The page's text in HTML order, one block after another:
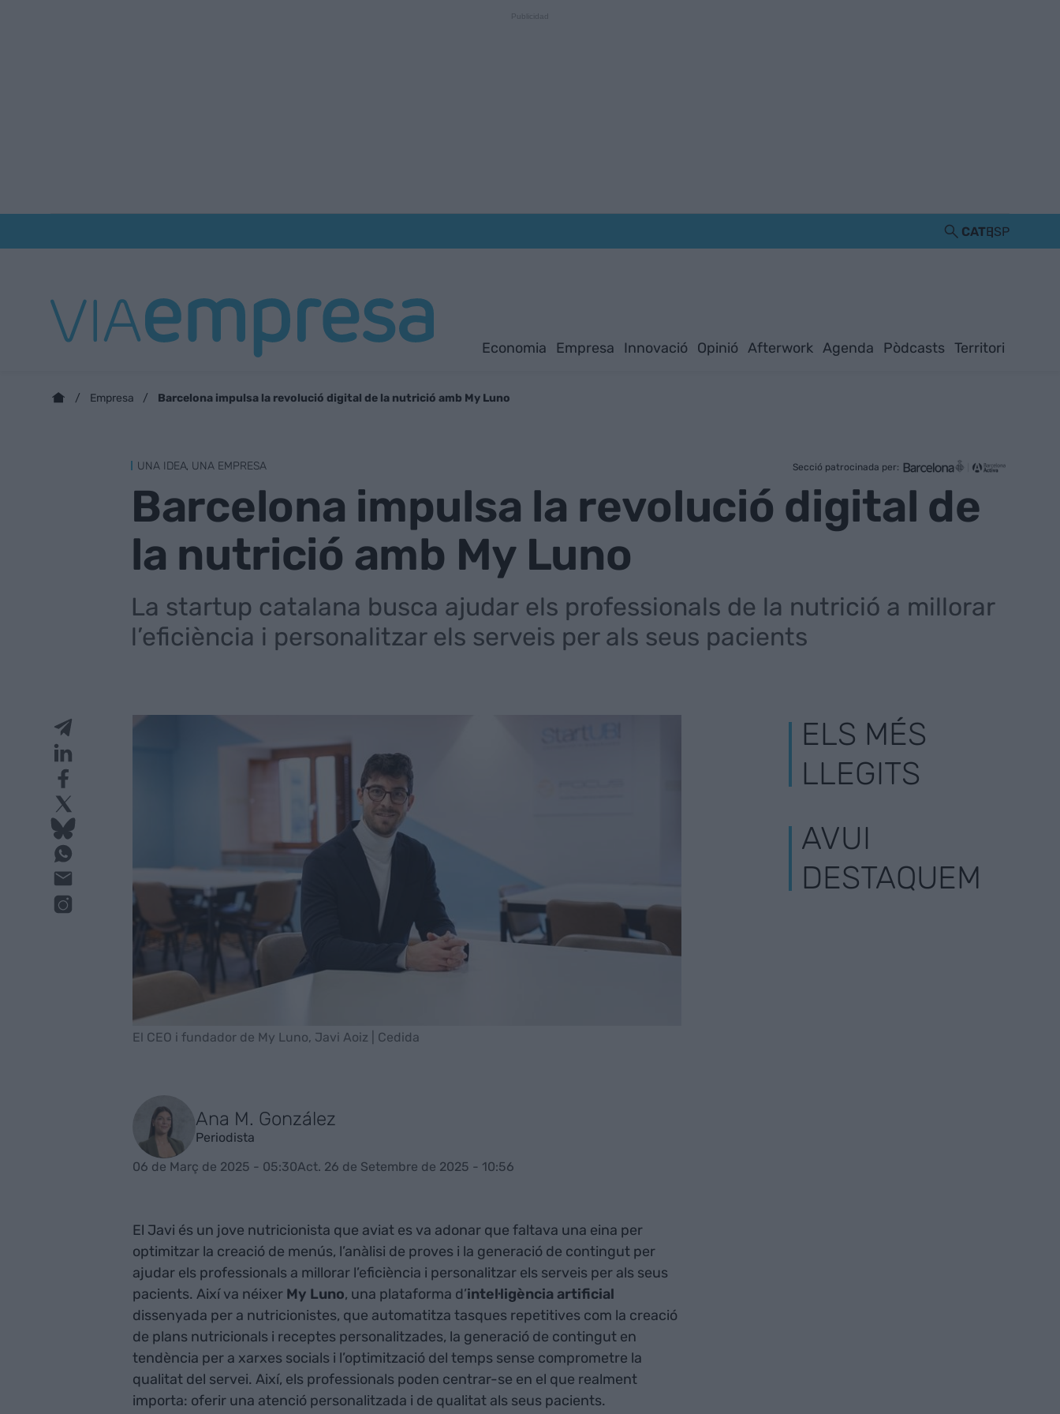
CATESP
Economia Empresa Innovació Opinió Afterwork Agenda Pòdcasts Territori
Empresa Barcelona impulsa la revolució digital de la nutrició amb My Luno
Secció patrocinada per:
UNA IDEA, UNA EMPRESA
Barcelona impulsa la revolució digital de
la nutrició amb My Luno
La startup catalana busca ajudar els professionals de la nutrició a millorar
l’eficiència i personalitzar els serveis per als seus pacients
El CEO i fundador de My Luno, Javi Aoiz | Cedida
Ana M. González
Periodista
06 de Març de 2025 - 05:30Act. 26 de Setembre de 2025 - 10:56
El Javi és un jove nutricionista que aviat es va adonar que faltava una eina per
optimitzar la creació de menús, l’anàlisi de proves i la generació de contingut per
ajudar els professionals a millorar l’eficiència i personalitzar els serveis per als seus
pacients. Així va néixer My Luno, una plataforma d’intel·ligència artificial
dissenyada per a nutricionistes, que automatitza tasques repetitives com la creació
de plans nutricionals i receptes personalitzades, la generació de contingut en
tendència per a xarxes socials i l’optimització del temps sense comprometre la
qualitat del servei. Així, els professionals poden centrar-se en el que realment
importa: oferir una atenció personalitzada i de qualitat als seus pacients.
ELS MÉS
LLEGITS
AVUI
DESTAQUEM